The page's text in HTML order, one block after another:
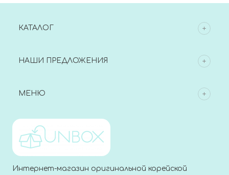
КАТАЛОГ
НАШИ ПРЕДЛОЖЕНИЯ
МЕНЮ
Интернет-магазин оригинальной корейской